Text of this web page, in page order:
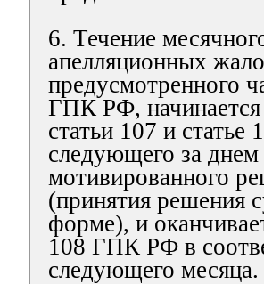
6. Течение
апелляционных
предусмотренного
ГПК РФ, начинается
статьи 107 и
следующего за днем
мотивированного
(принятия решения
форме), и
108 ГПК РФ в
следующего месяца.